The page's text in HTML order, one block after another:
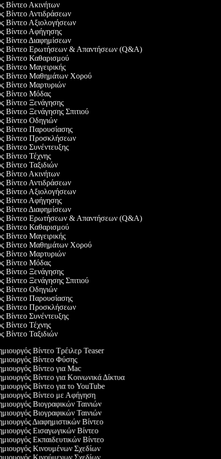
Βίντεο Ακινήτων
Βίντεο Αντιδράσεων
Βίντεο Αξιολογήσεων
Βίντεο Αφήγησης
Βίντεο Διαφημίσεων
Βίντεο Ερωτήσεων & Απαντήσεων (Q&A)
Βίντεο Καθαρισμού
Βίντεο Μαγειρικής
Βίντεο Μαθημάτων Χορού
Βίντεο Μαρτυριών
Βίντεο Μόδας
Βίντεο Ξενάγησης
Βίντεο Ξενάγησης Σπιτιού
Βίντεο Οδηγιών
Βίντεο Παρουσίασης
Βίντεο Προσκλήσεων
Βίντεο Συνέντευξης
Βίντεο Τέχνης
Βίντεο Ταξιδιών
Βίντεο Ακινήτων
Βίντεο Αντιδράσεων
Βίντεο Αξιολογήσεων
Βίντεο Αφήγησης
Βίντεο Διαφημίσεων
Βίντεο Ερωτήσεων & Απαντήσεων (Q&A)
Βίντεο Καθαρισμού
Βίντεο Μαγειρικής
Βίντεο Μαθημάτων Χορού
Βίντεο Μαρτυριών
Βίντεο Μόδας
Βίντεο Ξενάγησης
Βίντεο Ξενάγησης Σπιτιού
Βίντεο Οδηγιών
Βίντεο Παρουσίασης
Βίντεο Προσκλήσεων
Βίντεο Συνέντευξης
Βίντεο Τέχνης
Βίντεο Ταξιδιών
Βίντεο Τρέιλερ Teaser
Βίντεο Φύσης
Βίντεο για Mac
Βίντεο για Κοινωνικά Δίκτυα
Βίντεο για το YouTube
Βίντεο με Αφήγηση
Βιογραφικών Ταινιών
Βιογραφικών Ταινιών
Διαφημιστικών Βίντεο
Εισαγωγικών Βίντεο
Εκπαιδευτικών Βίντεο
Κινουμένων Σχεδίων